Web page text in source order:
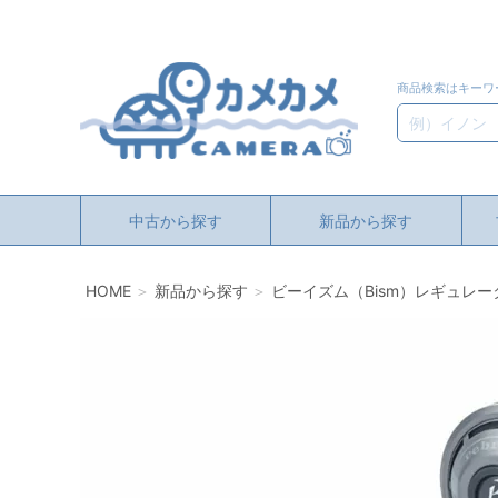
商品検索はキー
検索
中古から探す 新品から探す
HOME 新品から探す ビーイズム（Bism）レギュレ